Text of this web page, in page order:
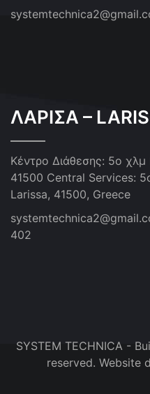
ΛΑΡΙΣΑ –
Κέντρο Διάθεσης: 5ο
41500 Central Services:
Larissa, 41500, Greece
402
SYSTEM TECHNICA -
reserved. Website